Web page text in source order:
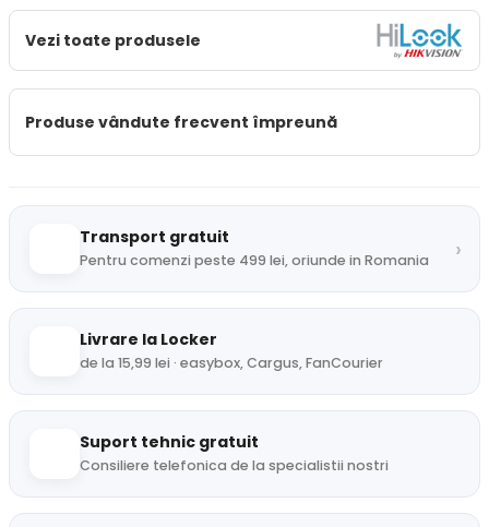
Vezi toate produsele
Produse vândute frecvent împreună
Transport gratuit
Pentru comenzi peste 499 lei, oriunde in Romania ›
Livrare la Locker
de la 15,99 lei · easybox, Cargus, FanCourier
Suport tehnic gratuit
Consiliere telefonica de la specialistii nostri